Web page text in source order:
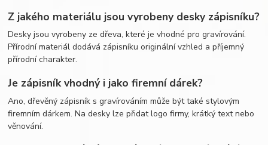
Z jakého materiálu jsou vyrobeny desky zápisníku?
Desky jsou vyrobeny ze dřeva, které je vhodné pro gravírování.
Přírodní materiál dodává zápisníku originální vzhled a příjemný
přírodní charakter.
Je zápisník vhodný i jako firemní dárek?
Ano, dřevěný zápisník s gravírováním může být také stylovým
firemním dárkem. Na desky lze přidat logo firmy, krátký text nebo
věnování.